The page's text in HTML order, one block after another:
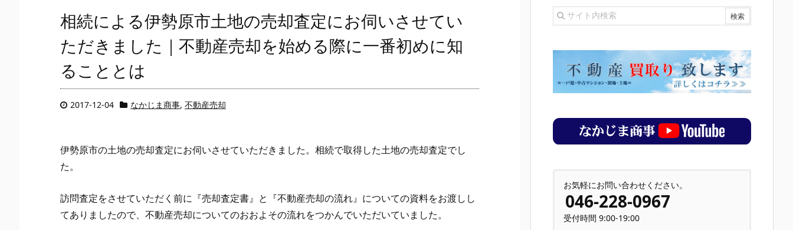
相続による伊勢原市土地の売却査定にお伺いさせてい
ただきました｜不動産売却を始める際に一番初めに知
ることとは
2017-12-04 なかじま商事, 不動産売却
伊勢原市の土地の売却査定にお伺いさせていただきました。相続で取得した土地の売却査定でし
た。
訪問査定をさせていただく前に『売却査定書』と『不動産売却の流れ』についての資料をお渡しし
てありましたので、不動産売却についてのおおよその流れをつかんでいただいていました。
お気軽にお問い合わせください。
046-228-0967
受付時間 9:00-19:00